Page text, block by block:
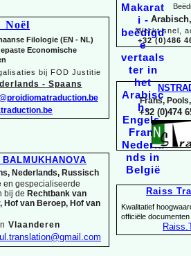
Werkt snel,
+32 (0)486
Frans,
+32 (0)474
Raiss
Kwalitatief
officiële
Raiss
Noël
Filologie (EN - NL)
Economische
bij FOD Justitie
- Spaans
Nederlands, Russisch
en gespecialiseerde
bij de Rechtbank van
Hof van Beroep, Hof van
Vlaanderen